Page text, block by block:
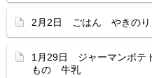
2月2日 ごはん やきの
1月29日 ジャーマンポ
もの 牛乳